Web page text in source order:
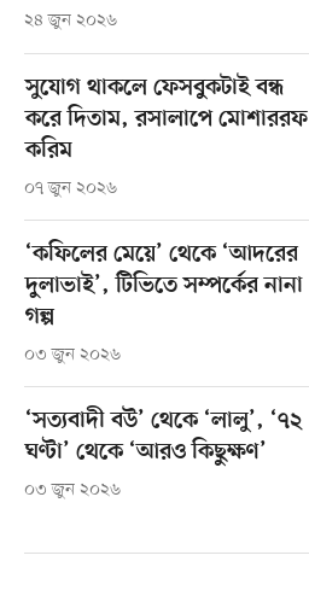
২৪ জুন ২০২৬
সুযোগ থাকলে ফেসবুকটাই বন্ধ
করে দিতাম, রসালাপে মোশাররফ
করিম
০৭ জুন ২০২৬
‘কফিলের মেয়ে’ থেকে ‘আদরের
দুলাভাই’, টিভিতে সম্পর্কের নানা
গল্প
০৩ জুন ২০২৬
‘সত্যবাদী বউ’ থেকে ‘লালু’, ‘৭২
ঘণ্টা’ থেকে ‘আরও কিছুক্ষণ’
০৩ জুন ২০২৬